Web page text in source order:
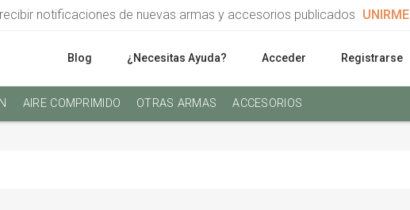
notificaciones de nuevas armas y accesorios publicados UNIRME
Blog ¿Necesitas Ayuda? Acceder Registrarse
AIRE COMPRIMIDO OTRAS ARMAS ACCESORIOS